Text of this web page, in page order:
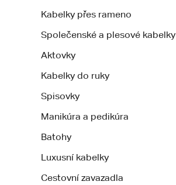
Kabelky přes rameno
Společenské a plesové kabelky
Aktovky
Kabelky do ruky
Spisovky
Manikúra a pedikúra
Batohy
Luxusní kabelky
Cestovní zavazadla